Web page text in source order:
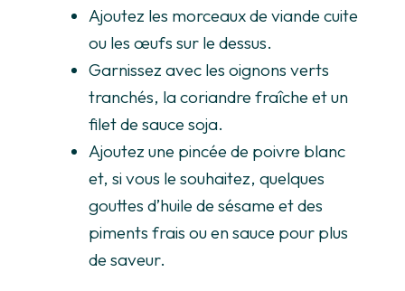
Ajoutez les morceaux de viande cuite
ou les œufs sur le dessus.
Garnissez avec les oignons verts
tranchés, la coriandre fraîche et un
filet de sauce soja.
Ajoutez une pincée de poivre blanc
et, si vous le souhaitez, quelques
gouttes d’huile de sésame et des
piments frais ou en sauce pour plus
de saveur.